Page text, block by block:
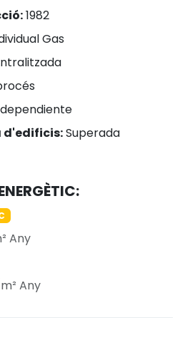
1982
Gas
d'edificis:Superada
Any
Any